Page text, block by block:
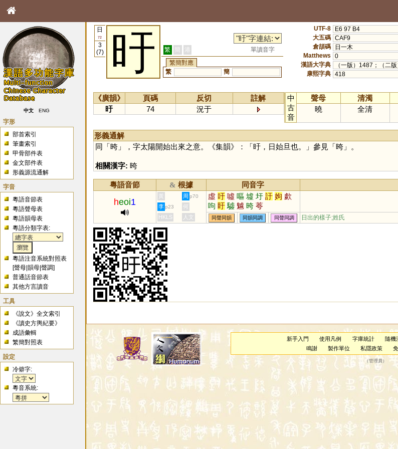
中文 ENG
字形
部首索引
筆畫索引
甲骨部件表
金文部件表
形義源流通解
字音
粵語音節表
粵語聲母表
粵語韻母表
粵語分類字表:
粵語注音系統對照表
[聲母 |韻母 |聲調]
普通話音節表
其他方言讀音
工具
《說文》全文索引
《讀史方輿紀要》
成語彙輯
繁簡對照表
設定
冷僻字:
粵音系統:
日
72
3
(7)
旴 繁 簡 港
單讀音字
繁簡對應
繁
簡
UTF-8
E6 97 B4
大五碼 CAF9
倉頡碼
日一木
Matthews
0
漢語大字典
（一版）1487；（二
康熙字典 418
《廣韻》 頁碼 反切
註解
旴
74 況于
中
古
音
聲母 清濁
曉
全清
形義通解
同「 晇」，字太陽開始出來之意。《集韻》：「旴，日始旦也。」參見「 晇」。
相關漢字: 晇
粵語音節 & 根據 同音字
heoi1
黃 周 p70 虛 吁 噓 嘔 墟 圩 訏 姁 歔
呴 盱 驉 魖 晇 荂
李 p23
何
HKLS
人文 同聲同韻 同韻同調 同聲同調 日出的樣子;姓氏
新手入門 使用凡例 字庫統計 隨機
鳴謝
製作單位 私隱政策
（管理員 ）